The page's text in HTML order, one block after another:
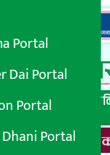
Portal
Dai Portal
Portal
Portal
बैंकिङ विशेष